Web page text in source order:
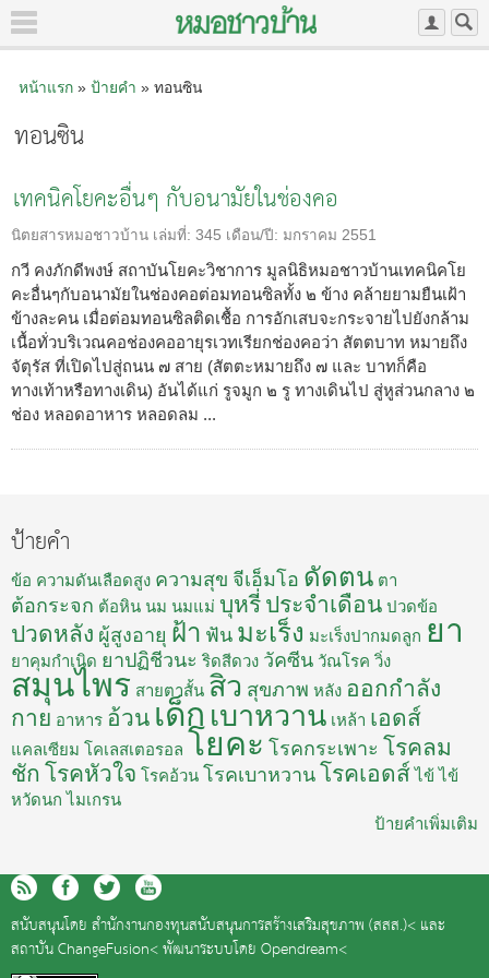
หน้าแรก» ป้ายคำ » ทอนซิน
ทอนซิน
เทคนิคโยคะอื่นๆ กับอนามัยในช่องคอ
นิตยสารหมอชาวบ้าน เล่มที่: 345 เดือน/ปี: มกราคม 2551
กวี คงภักดีพงษ์ สถาบันโยคะวิชาการ มูลนิธิหมอชาวบ้านเทคนิคโย
คะอื่นๆกับอนามัยในช่องคอต่อมทอนซิลทั้ง ๒ ข้าง คล้ายยามยืนเฝ้า
ข้างละคน เมื่อต่อมทอนซิลติดเชื้อ การอักเสบจะกระจายไปยังกล้าม
เนื้อทั่วบริเวณคอช่องคออายุรเวทเรียกช่องคอว่า สัตตบาท หมายถึง
จัตุรัส ที่เปิดไปสู่ถนน ๗ สาย (สัตตะหมายถึง ๗ และ บาทก็คือ
ทางเท้าหรือทางเดิน) อันได้แก่ รูจมูก ๒ รู ทางเดินไป สู่หูส่วนกลาง ๒
ช่อง หลอดอาหาร หลอดลม ...
ป้ายคำ
ข้อ ความดันเลือดสูง ความสุข จีเอ็มโอ ดัดตน ตา
ต้อกระจก ต้อหิน นม นมแม่ บุหรี่ ประจำเดือน ปวดข้อ
ปวดหลัง ผู้สูงอายุ ฝ้า ฟัน มะเร็ง มะเร็งปากมดลูก ยา
ยาคุมกำเนิด ยาปฏิชีวนะ ริดสีดวง วัคซีน วัณโรค วิ่ง
สมุนไพร สายตาสั้น สิว สุขภาพ หลัง ออกกำลัง
กาย อาหาร อ้วน เด็ก เบาหวาน เหล้า เอดส์
แคลเซียม โคเลสเตอรอล โยคะ โรคกระเพาะ โรคลม
ชัก โรคหัวใจ โรคอ้วน โรคเบาหวาน โรคเอดส์ ไข้ ไข้
หวัดนก ไมเกรน
ป้ายคำเพิ่มเติม
สนับสนุนโดย สำนักงานกองทุนสนับสนุนการสร้างเสริมสุขภาพ (สสส.)< และ
สถาบัน ChangeFusion<พัฒนาระบบโดย Opendream<